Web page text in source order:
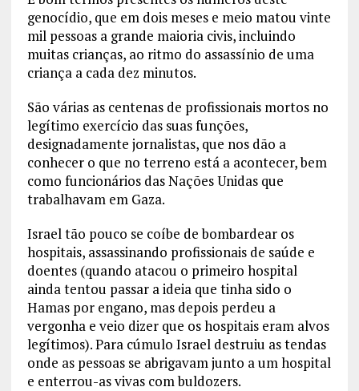
genocídio, que em dois meses e meio matou vinte
mil pessoas a grande maioria civis, incluindo
muitas crianças, ao ritmo do assassínio de uma
criança a cada dez minutos.
São várias as centenas de profissionais mortos no
legítimo exercício das suas funções,
designadamente jornalistas, que nos dão a
conhecer o que no terreno está a acontecer, bem
como funcionários das Nações Unidas que
trabalhavam em Gaza.
Israel tão pouco se coíbe de bombardear os
hospitais, assassinando profissionais de saúde e
doentes (quando atacou o primeiro hospital
ainda tentou passar a ideia que tinha sido o
Hamas por engano, mas depois perdeu a
vergonha e veio dizer que os hospitais eram alvos
legítimos). Para cúmulo Israel destruiu as tendas
onde as pessoas se abrigavam junto a um hospital
e enterrou-as vivas com buldozers.